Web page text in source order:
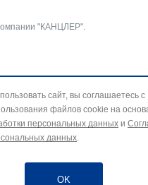
"КАНЦЛЕР".
«О персональных данных».
файлов cookie. В случае
сайт, вы соглашаетесь с
файлов cookie на
персональных данных и
данных.
OK